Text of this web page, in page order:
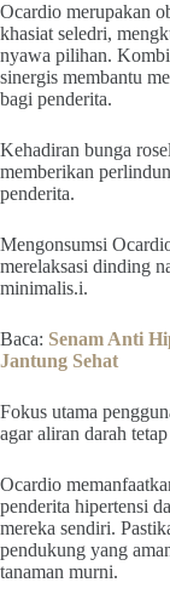
Ocardio merupakan
khasiat seledri,
nyawa pilihan.
sinergis membantu
bagi penderita.
Kehadiran bunga
memberikan
penderita.
Mengonsumsi
merelaksasi dinding
minimalis.i.
Baca: Senam Anti
Jantung Sehat
Fokus utama
agar aliran darah
Ocardio
penderita hipertensi
mereka sendiri.
pendukung yang
tanaman murni.